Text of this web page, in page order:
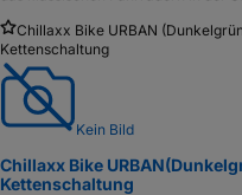
Chillaxx Bike URBAN
Kettenschaltung
Kein Bild
Chillaxx Bike URBAN
Kettenschaltung